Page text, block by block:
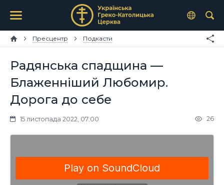
Пресцентр Подкасти
Радянська спадщина —
Блаженніший Любомир.
Дорога до себе
15 листопада 2022, 07:00 26